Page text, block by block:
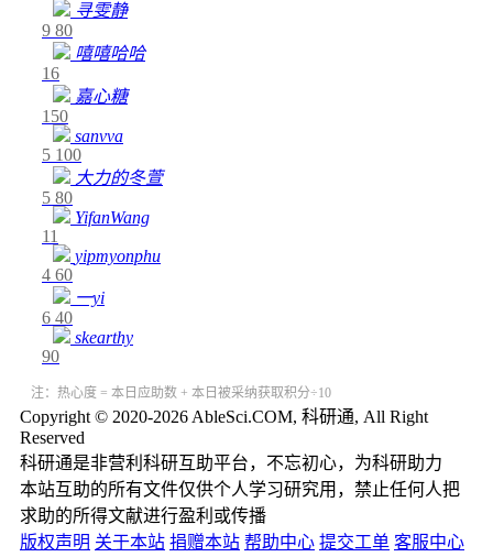
寻雯静
9 80
嘻嘻哈哈
16
嘉心糖
150
sanvva
5 100
大力的冬萱
5 80
YifanWang
11
yipmyonphu
4 60
一yi
6 40
skearthy
90
注：热心度 = 本日应助数 + 本日被采纳获取积分÷10
Copyright © 2020-2026 AbleSci.COM, 科研通, All Right
Reserved
科研通是非营利科研互助平台，不忘初心，为科研助力
本站互助的所有文件仅供个人学习研究用，禁止任何人把
求助的所得文献进行盈利或传播
版权声明 关于本站 捐赠本站 帮助中心 提交工单 客服中心